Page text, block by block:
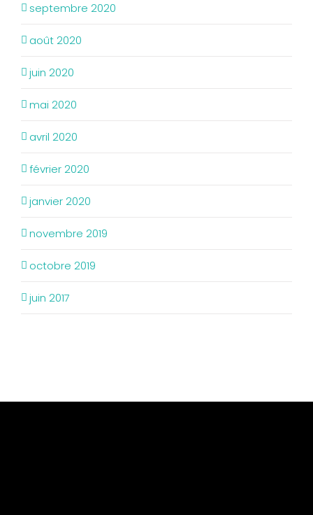
septembre 2020
août 2020
juin 2020
mai 2020
avril 2020
février 2020
janvier 2020
novembre 2019
octobre 2019
juin 2017